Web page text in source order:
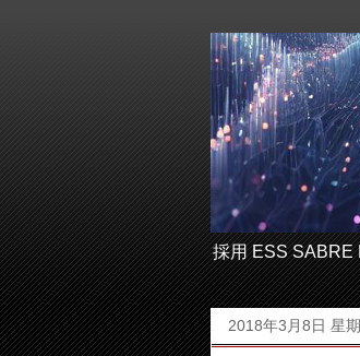
採用 ESS SABRE
2018年3月8日 星